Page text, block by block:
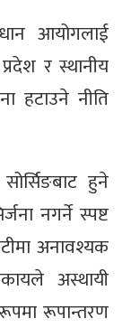
आयोगलाई
र स्थानीय
हटाउने नीति
हुने
नगर्ने स्पष्ट
अनावश्यक
अस्थायी
रूपान्तरण